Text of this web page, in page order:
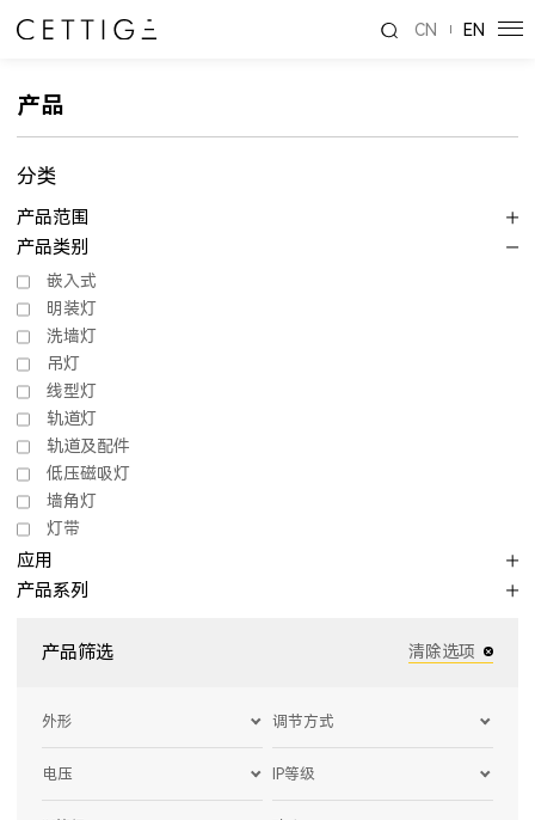
CN EN
产品
分类
产品范围
产品类别
嵌入式
明装灯
洗墙灯
吊灯
线型灯
轨道灯
轨道及配件
低压磁吸灯
墙角灯
灯带
应用
产品系列
产品筛选 清除选项
外形 调节方式
电压 IP等级